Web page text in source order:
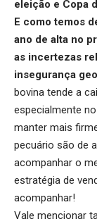
eleição e Copa
E como temos
ano de alta no
as incertezas
insegurança
bovina tende a
especialmente
manter mais
pecuário são de
acompanhar o
estratégia de
acompanhar!
Vale mencionar